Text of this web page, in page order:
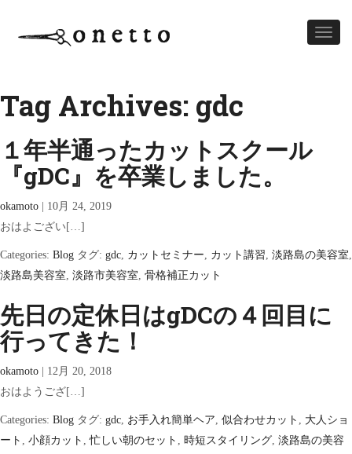
Tag Archives: gdc
１年半通ったカットスクール
『gDC』を卒業しました。
okamoto
10月 24, 2019
おはよござい[…]
Categories: Blog タグ: gdc, カットセミナー, カット講習, 淡路島の美容室,
淡路島美容室, 淡路市美容室, 骨格補正カット
先日の定休日はgDCの４回目に
行ってきた！
okamoto
12月 20, 2018
おはようござ[…]
Categories: Blog タグ: gdc, お手入れ簡単ヘア, 似合わせカット , 大人ショ
ート , 小顔カット ,忙しい朝のセット , 時短スタイリング, 淡路島の美容